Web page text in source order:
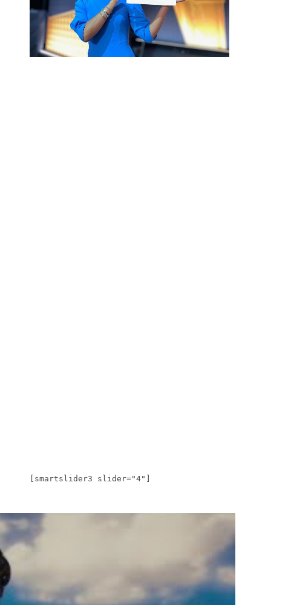
[smartslider3 slider="4"]